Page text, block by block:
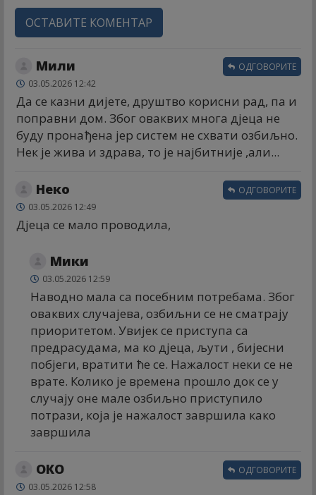
ОСТАВИТЕ КОМЕНТАР
Мили
03.05.2026 12:42
Да се казни дијете, друштво корисни рад, па и
поправни дом. Због оваквих многа дјеца не
буду пронађена јер систем не схвати озбиљно.
Нек је жива и здрава, то је најбитније ,али...
ОДГОВОРИТЕ
Неко
03.05.2026 12:49
Дјеца се мало проводила,
ОДГОВОРИТЕ
Мики
03.05.2026 12:59
Наводно мала са посебним потребама. Због
оваквих случајева, озбиљни се не сматрају
приоритетом. Увијек се приступа са
предрасудама, ма ко дјеца, љути , бијесни
побјеги, вратити ће се. Нажалост неки се не
врате. Колико је времена прошло док се у
случају оне мале озбиљно приступило
потрази, која је нажалост завршила како
завршила
ОКО
03.05.2026 12:58
ОДГОВОРИТЕ